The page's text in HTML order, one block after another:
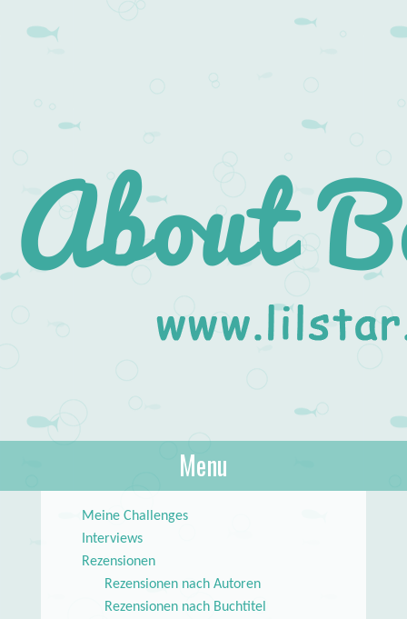
About Books
lilstar.de
Menu
Meine Challenges
Interviews
Rezensionen
Rezensionen nach Autoren
Rezensionen nach Buchtitel